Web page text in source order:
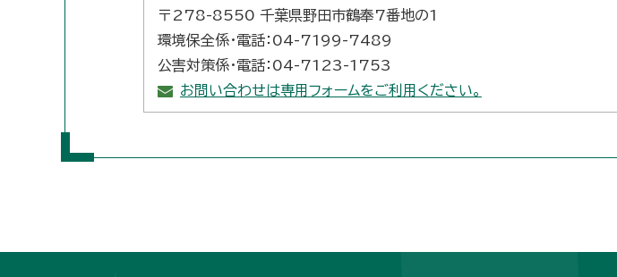
〒278-8550 千葉県野田市鶴奉7番地の1
環境保全係・電話：04-7199-7489
公害対策係・電話：04-7123-1753
お問い合わせは専用フォームをご利用ください。